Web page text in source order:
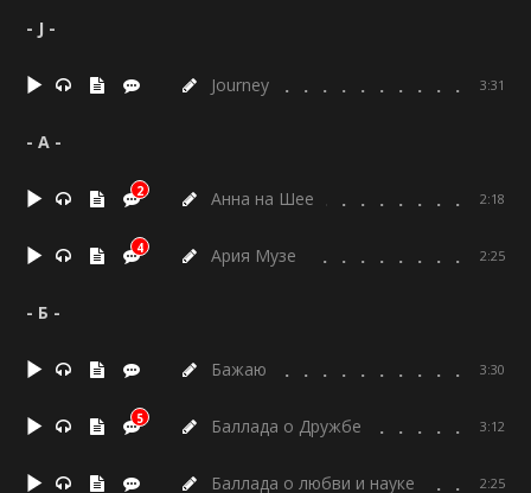
- J -
Journey 3:31
- А -
2 Анна на Шее 2:18
4 Ария Музе 2:25
- Б -
Бажаю 3:30
5 Баллада о Дружбе 3:12
Баллада о любви и науке 2:25